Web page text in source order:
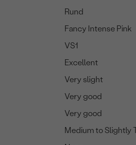
Rund
Fancy Intense Pink
VS1
Excellent
Very slight
Very good
Very good
Medium to Slightly